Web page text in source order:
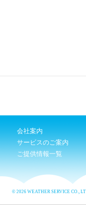
会社案内
サービスのご案内
ご提供情報一覧
© 2026 WEATHER SERVICE CO.,